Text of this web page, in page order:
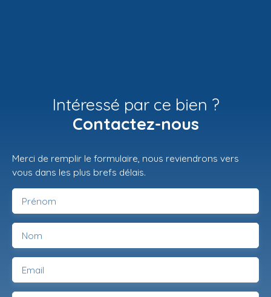
Intéressé par ce bien ?
Contactez-nous
Merci de remplir le formulaire, nous reviendrons vers
vous dans les plus brefs délais.
Prénom
Nom
Email